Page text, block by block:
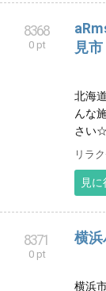
エス
見に
エア
エア
す
サー
8368
見市